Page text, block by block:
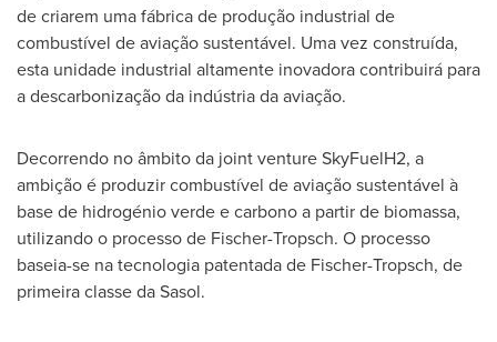
de criarem uma fábrica de produção industrial de
combustível de aviação sustentável. Uma vez construída,
esta unidade industrial altamente inovadora contribuirá para
a descarbonização da indústria da aviação.
Decorrendo no âmbito da joint venture SkyFuelH2, a
ambição é produzir combustível de aviação sustentável à
base de hidrogénio verde e carbono a partir de biomassa,
utilizando o processo de Fischer-Tropsch. O processo
baseia-se na tecnologia patentada de Fischer-Tropsch, de
primeira classe da Sasol.